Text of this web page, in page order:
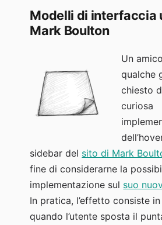
Modelli di interfaccia
Mark Boulton
Un
qualche
chiesto
curiosa
sidebar del sito di Mark
fine di considerarne la
implementazione sul suo
In pratica, l’effetto consiste
quando l’utente sposta il